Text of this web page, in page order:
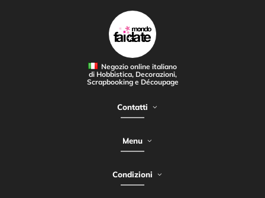
Negozio online italiano
di Hobbistica, Decorazioni,
Scrapbooking e Découpage
Contatti
Menu
Condizioni